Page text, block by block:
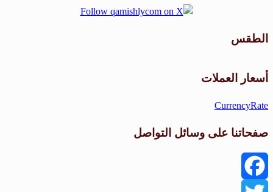
الطقس
أسعار العملات
CurrencyRate
صفحاتنا على وسائل التواصل